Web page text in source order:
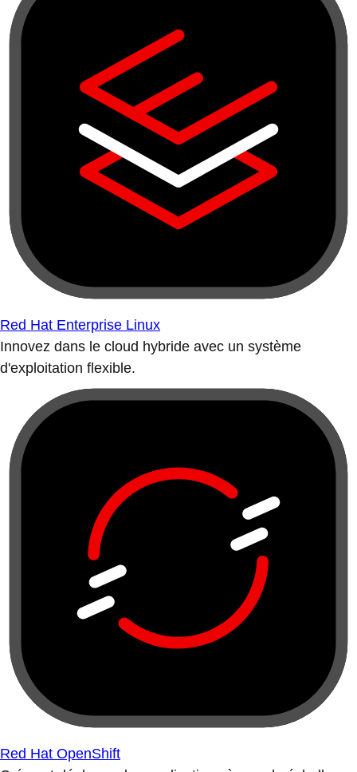
Red Hat Enterprise Linux
Innovez dans le cloud hybride avec un système
d'exploitation flexible.
Red Hat OpenShift